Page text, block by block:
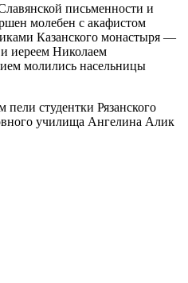
письменности и
молебен с акафистом
Казанского монастыря —
иереем Николаем
молились насельницы
студентки Рязанского
училища Ангелина Алик